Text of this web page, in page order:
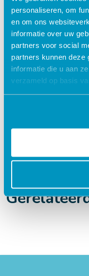
personaliseren, om
en om ons
informatie over uw
partners voor social
partners kunnen deze
informatie die u aan
verzameld op basis
e-
Flexibel – leer
Praktijkgericht
Interactieve en
24/7 toegang